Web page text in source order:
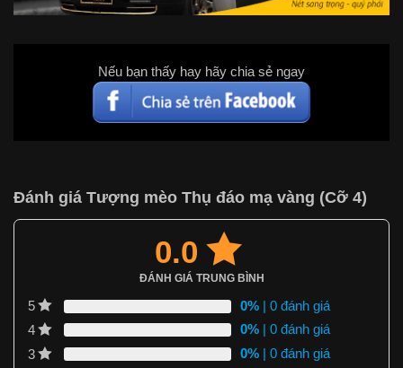
Nếu bạn thấy hay hãy chia sẻ ngay
Đánh giá Tượng mèo Thụ đáo mạ vàng (Cỡ 4)
0.0
ĐÁNH GIÁ TRUNG BÌNH
5 0% | 0 đánh giá
4
0% | 0 đánh giá
3
0% | 0 đánh giá